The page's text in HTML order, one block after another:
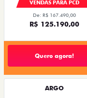
VENDAS PARA PCD
De: R$ 167.490,00
R$ 125.190,00
Quero agora!
ARGO